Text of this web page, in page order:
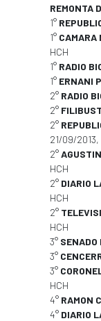
REMONTA
1°
1° CAMARA
HCH
1° RADIO
1° ERNANI
2° RADIO
2°
2°
21/09/2013,
2°
HCH
2° DIARIO
HCH
2°
HCH
3° SENADO
3°
3°
HCH
4° RAMON
4° DIARIO